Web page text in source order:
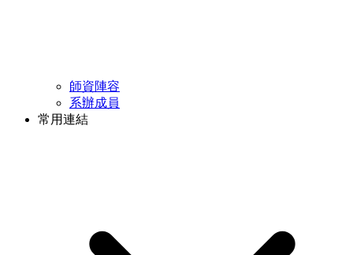
師資陣容
系辦成員
常用連結